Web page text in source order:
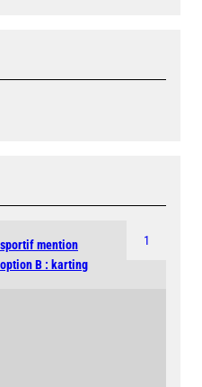
1
mention
B : karting